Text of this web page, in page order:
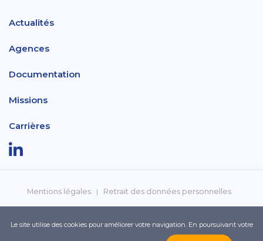
Actualités
Agences
Documentation
Missions
Carrières
Mentions légales Retrait des données personnelles
Le site utilise des cookies pour améliorer votre navigation. En poursuivant votre